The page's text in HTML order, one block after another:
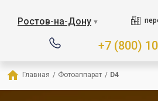
Ростов-на-Дону ▼
+7 (800)
Главная / Фотоаппарат / D4